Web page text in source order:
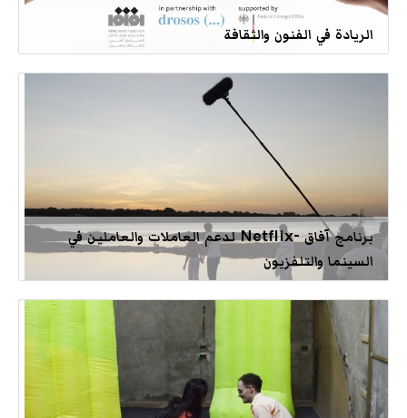
الريادة في الفنون والثقافة
برنامج آفاق -Netflix لدعم العاملات والعاملين في
السينما والتلفزيون